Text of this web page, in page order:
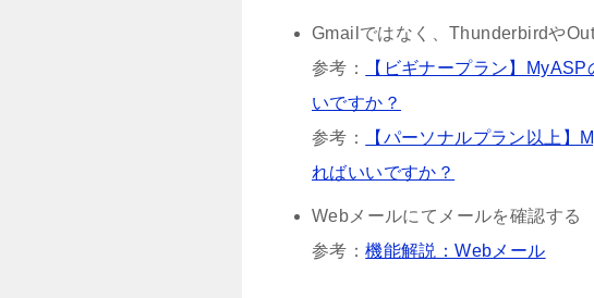
Gmailではなく、Thunderbirdや
参考：
【ビギナープラン】
いですか？
参考：
【パーソナルプラン以上
ればいいですか？
Webメールにてメールを確認する
参考：機能解説：Webメール